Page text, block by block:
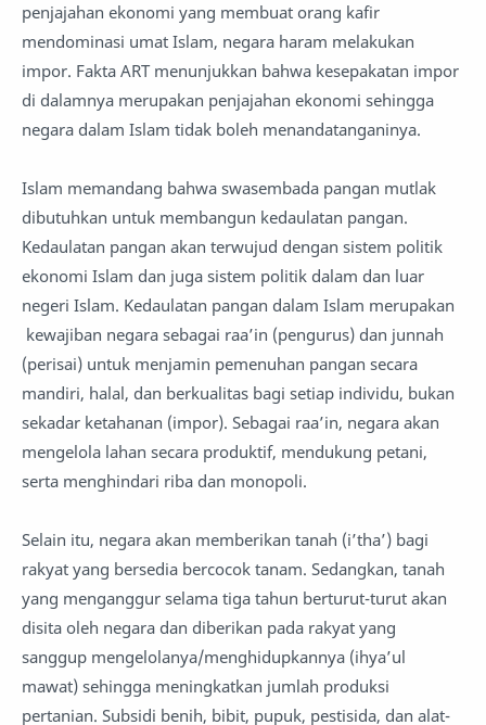
penjajahan ekonomi yang membuat orang kafir
mendominasi umat Islam, negara haram melakukan
impor. Fakta ART menunjukkan bahwa kesepakatan impor
di dalamnya merupakan penjajahan ekonomi sehingga
negara dalam Islam tidak boleh menandatanganinya.
Islam memandang bahwa swasembada pangan mutlak
dibutuhkan untuk membangun kedaulatan pangan.
Kedaulatan pangan akan terwujud dengan sistem politik
ekonomi Islam dan juga sistem politik dalam dan luar
negeri Islam. Kedaulatan pangan dalam Islam merupakan
kewajiban negara sebagai raa’in (pengurus) dan junnah
(perisai) untuk menjamin pemenuhan pangan secara
mandiri, halal, dan berkualitas bagi setiap individu, bukan
sekadar ketahanan (impor). Sebagai raa’in, negara akan
mengelola lahan secara produktif, mendukung petani,
serta menghindari riba dan monopoli.
Selain itu, negara akan memberikan tanah (i’tha’) bagi
rakyat yang bersedia bercocok tanam. Sedangkan, tanah
yang menganggur selama tiga tahun berturut-turut akan
disita oleh negara dan diberikan pada rakyat yang
sanggup mengelolanya/menghidupkannya (ihya’ul
mawat) sehingga meningkatkan jumlah produksi
pertanian. Subsidi benih, bibit, pupuk, pestisida, dan alat-